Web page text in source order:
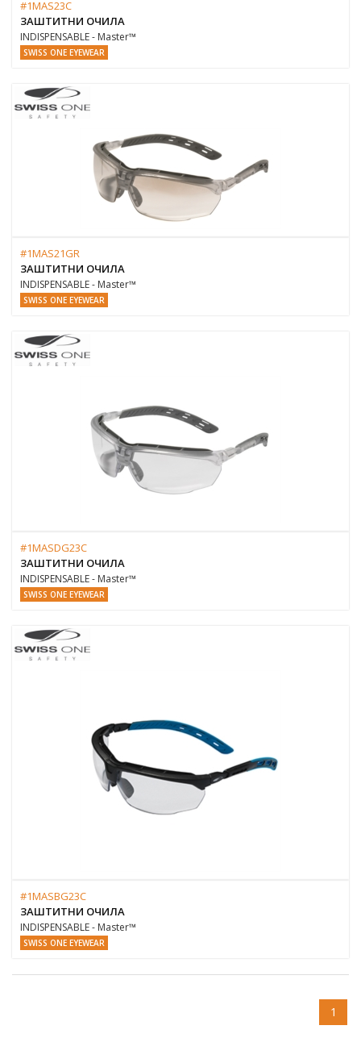
#1MAS23C
ЗАШТИТНИ ОЧИЛА
INDISPENSABLE - Master™
SWISS ONE EYEWEAR
#1MAS21GR
ЗАШТИТНИ ОЧИЛА
INDISPENSABLE - Master™
SWISS ONE EYEWEAR
#1MASDG23C
ЗАШТИТНИ ОЧИЛА
INDISPENSABLE - Master™
SWISS ONE EYEWEAR
#1MASBG23C
ЗАШТИТНИ ОЧИЛА
INDISPENSABLE - Master™
SWISS ONE EYEWEAR
1